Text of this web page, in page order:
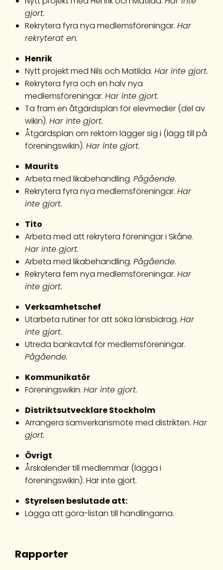
gjort.
Rekrytera fyra nya medlemsföreningar. Har
rekryterat en.
Henrik
Nytt projekt med Nils och Matilda. Har inte gjort.
Rekrytera fyra och en halv nya
medlemsföreningar. Har inte gjort.
Ta fram en åtgärdsplan för elevmedier (del av
wikin). Har inte gjort.
Åtgärdsplan om rektorn lägger sig i (lägg till på
föreningswikin). Har inte gjort.
Maurits
Arbeta med likabehandling. Pågående.
Rekrytera fyra nya medlemsföreningar. Har
inte gjort.
Tito
Arbeta med att rekrytera föreningar i Skåne.
Har inte gjort.
Arbeta med likabehandling. Pågående.
Rekrytera fem nya medlemsföreningar. Har
inte gjort.
Verksamhetschef
Utarbeta rutiner för att söka länsbidrag. Har
inte gjort.
Utreda bankavtal för medlemsföreningar.
Pågående.
Kommunikatör
Föreningswikin. Har inte gjort.
Distriktsutvecklare Stockholm
Arrangera samverkansmöte med distrikten. Har
gjort.
Övrigt
Årskalender till medlemmar (lägga i
föreningswikin). Har inte gjort.
Styrelsen beslutade att:
Lägga att göra-listan till handlingarna.
Rapporter